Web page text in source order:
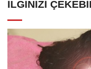
İLGINIZI